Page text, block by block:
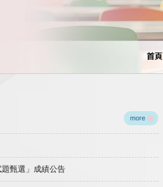
首頁
more
甄選」成績公告